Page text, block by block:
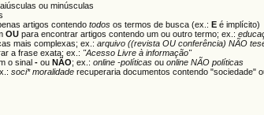
ou minúsculas
artigos contendotodos os termos de busca (ex.: E é implícito)
OU para encontrar artigos contendo um ou outro termo; ex.:
mais complexas; ex.:arquivo ((revista OU conferência) NÃO
a frase exata; ex.: "Acesso Livre à informação"
o sinal- ou NÃO; ex.:online -políticas ouonline NÃO políticas
soci* moralidade recuperaria documentos contendo "sociedade"